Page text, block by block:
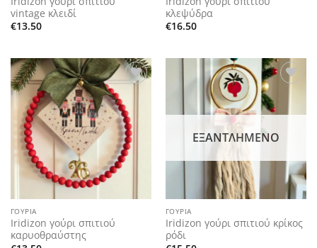
vintage κλειδί
€13.50
κλεψύδρα
€16.50
Add to
wishlist
ΓΟΎΡΙΑ
Iridizon γούρι σπιτιού
καρυοθραύστης
wishlist
ΕΞΑΝΤΛΗΜΈΝΟ
ΓΟΎΡΙΑ
Iridizon γούρι σπιτιού κρίκος
ρόδι